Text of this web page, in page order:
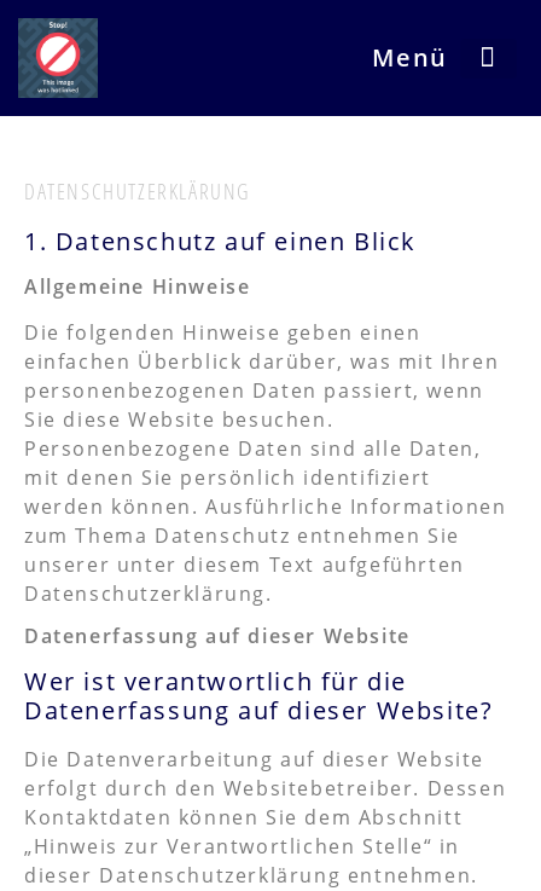
Menü
DATENSCHUTZ­ERKLÄRUNG
1. Datenschutz auf einen Blick
Allgemeine Hinweise
Die folgenden Hinweise geben einen
einfachen Überblick darüber, was mit Ihren
personenbezogenen Daten passiert, wenn
Sie diese Website besuchen.
Personenbezogene Daten sind alle Daten,
mit denen Sie persönlich identifiziert
werden können. Ausführliche Informationen
zum Thema Datenschutz entnehmen Sie
unserer unter diesem Text aufgeführten
Datenschutzerklärung.
Datenerfassung auf dieser Website
Wer ist verantwortlich für die
Datenerfassung auf dieser Website?
Die Datenverarbeitung auf dieser Website
erfolgt durch den Websitebetreiber. Dessen
Kontaktdaten können Sie dem Abschnitt
„Hinweis zur Verantwortlichen Stelle“ in
dieser Datenschutzerklärung entnehmen.